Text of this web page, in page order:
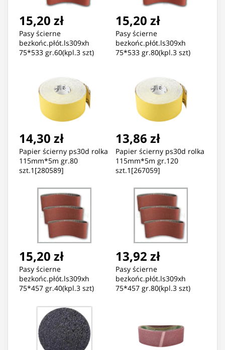
15,20 zł
Pasy ścierne
bezkońc.płót.ls309xh
75*533 gr.60(kpl.3 szt)
15,20 zł
Pasy ścierne
bezkońc.płót.ls309xh
75*533 gr.80(kpl.3 szt)
14,30 zł
Papier ścierny ps30d rolka
115mm*5m gr.80
szt.1[280589]
13,86 zł
Papier ścierny ps30d rolka
115mm*5m gr.120
szt.1[267059]
15,20 zł
Pasy ścierne
bezkońc.płót.ls309xh
75*457 gr.40(kpl.3 szt)
13,92 zł
Pasy ścierne
bezkońc.płót.ls309xh
75*457 gr.80(kpl.3 szt)